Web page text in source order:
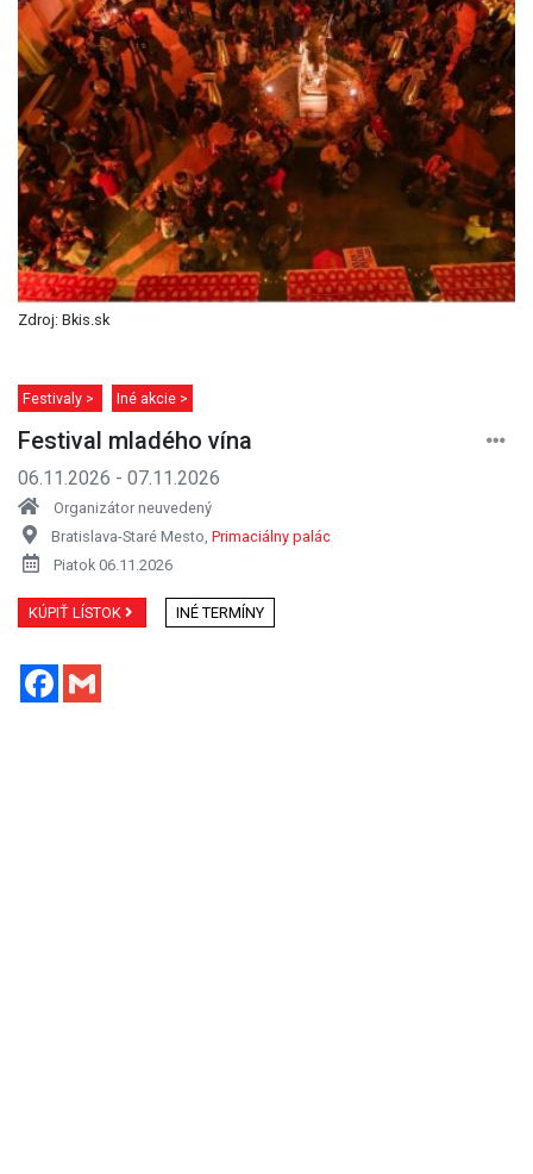
Zdroj: Bkis.sk
Festivaly > Iné akcie >
Festival mladého vína
06.11.2026 - 07.11.2026
Organizátor neuvedený
Bratislava-Staré Mesto, Primaciálny palác
Piatok 06.11.2026
KÚPIŤ LÍSTOK INÉ TERMÍNY
Facebook